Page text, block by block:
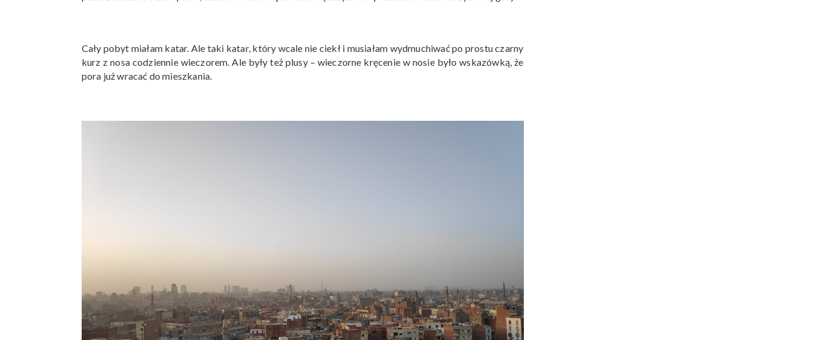
Cały pobyt miałam katar. Ale taki katar, który wcale nie ciekł i musiałam wydmuchiwać po prostu czarny
kurz z nosa codziennie wieczorem. Ale były też plusy – wieczorne kręcenie w nosie było wskazówką, że
pora już wracać do mieszkania.